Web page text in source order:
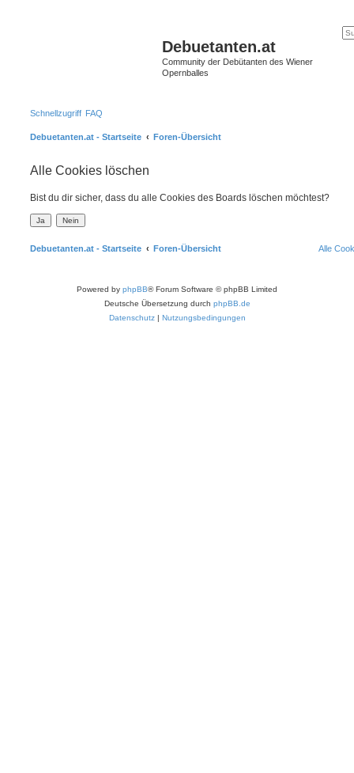
Debuetanten.at
Community der Debütanten des Wiener
Opernballes
Schnellzugriff FAQ
Debuetanten.at - Startseite Foren-Übersicht
Alle Cookies löschen
Bist du dir sicher, dass du alle Cookies des Boards löschen möchtest?
Debuetanten.at - Startseite Foren-Übersicht Alle
Powered by phpBB® Forum Software © phpBB Limited
Deutsche Übersetzung durch phpBB.de
Datenschutz| Nutzungsbedingungen